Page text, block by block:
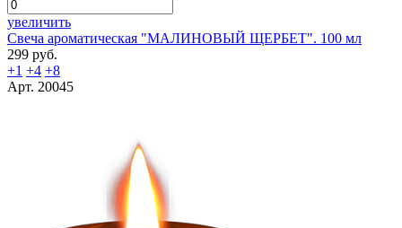
увеличить
Свеча ароматическая "МАЛИНОВЫЙ ЩЕРБЕТ". 100 мл
299 руб.
+1 +4 +8
Арт. 20045